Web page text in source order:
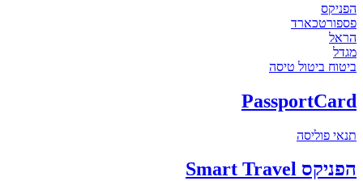
הפניקס
פספורטכארד
הראל
מגדל
ביטוח ביטול טיסה
PassportCard
תנאי פוליסה
הפניקס Smart Travel